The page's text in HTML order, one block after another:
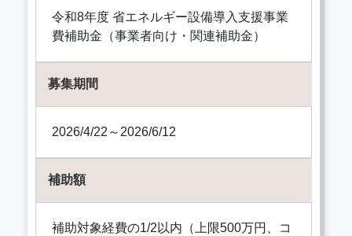
令和8年度 省エネルギー設備導入支援事業
費補助金（事業者向け・関連補助金）
募集期間
2026/4/22～2026/6/12
補助額
補助対象経費の1/2以内（上限500万円、コ